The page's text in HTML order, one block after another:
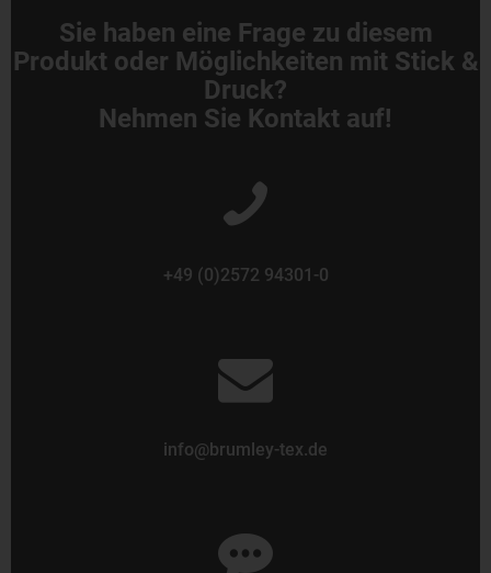
Sie haben eine Frage zu diesem
Produkt oder Möglichkeiten mit Stick &
Druck?
Nehmen Sie Kontakt auf!
+49 (0)2572 94301-0
info@brumley-tex.de